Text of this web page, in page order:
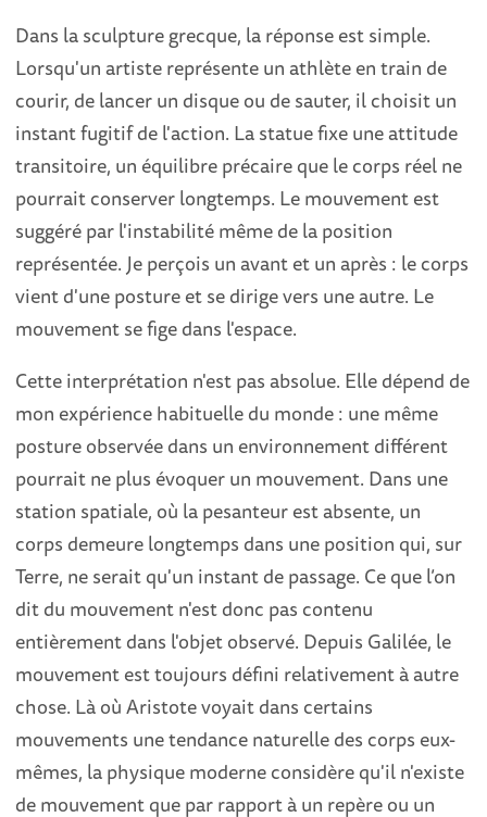
Dans la sculpture grecque, la réponse est simple.
Lorsqu'un artiste représente un athlète en train de
courir, de lancer un disque ou de sauter, il choisit un
instant fugitif de l'action. La statue fixe une attitude
transitoire, un équilibre précaire que le corps réel ne
pourrait conserver longtemps. Le mouvement est
suggéré par l'instabilité même de la position
représentée. Je perçois un avant et un après : le corps
vient d'une posture et se dirige vers une autre. Le
mouvement se fige dans l'espace.
Cette interprétation n'est pas absolue. Elle dépend de
mon expérience habituelle du monde : une même
posture observée dans un environnement différent
pourrait ne plus évoquer un mouvement. Dans une
station spatiale, où la pesanteur est absente, un
corps demeure longtemps dans une position qui, sur
Terre, ne serait qu'un instant de passage. Ce que l’on
dit du mouvement n'est donc pas contenu
entièrement dans l'objet observé. Depuis Galilée, le
mouvement est toujours défini relativement à autre
chose. Là où Aristote voyait dans certains
mouvements une tendance naturelle des corps eux-
mêmes, la physique moderne considère qu'il n'existe
de mouvement que par rapport à un repère ou un